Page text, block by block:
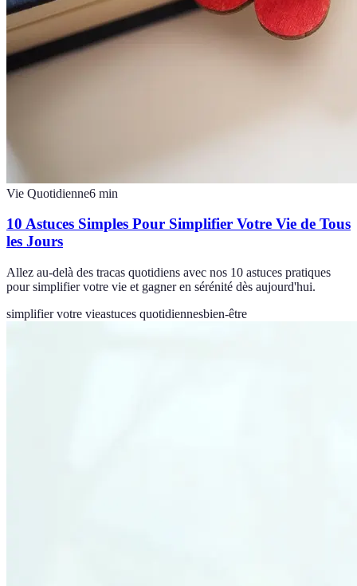
Vie Quotidienne6 min
10 Astuces Simples Pour Simplifier Votre Vie de Tous
les Jours
Allez au-delà des tracas quotidiens avec nos 10 astuces pratiques
pour simplifier votre vie et gagner en sérénité dès aujourd'hui.
simplifier votre vieastuces quotidiennesbien-être